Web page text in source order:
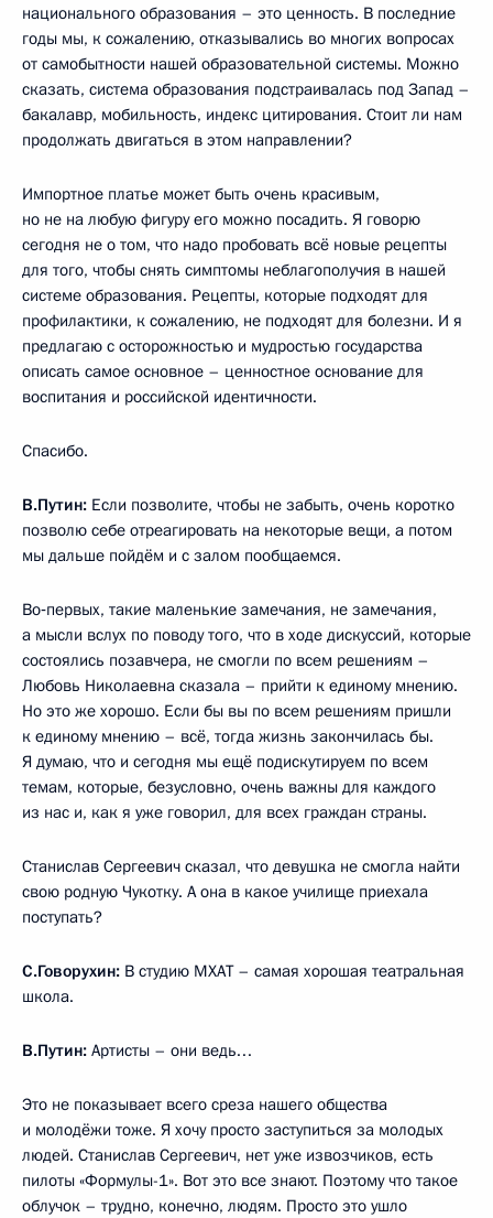
национального образования – это ценность. В последние
годы мы, к сожалению, отказывались во многих вопросах
от самобытности нашей образовательной системы. Можно
сказать, система образования подстраивалась под Запад –
бакалавр, мобильность, индекс цитирования. Стоит ли нам
продолжать двигаться в этом направлении?
Импортное платье может быть очень красивым,
но не на любую фигуру его можно посадить. Я говорю
сегодня не о том, что надо пробовать всё новые рецепты
для того, чтобы снять симптомы неблагополучия в нашей
системе образования. Рецепты, которые подходят для
профилактики, к сожалению, не подходят для болезни. И я
предлагаю с осторожностью и мудростью государства
описать самое основное – ценностное основание для
воспитания и российской идентичности.
Спасибо.
В.Путин: Если позволите, чтобы не забыть, очень коротко
позволю себе отреагировать на некоторые вещи, а потом
мы дальше пойдём и с залом пообщаемся.
Во‑первых, такие маленькие замечания, не замечания,
а мысли вслух по поводу того, что в ходе дискуссий, которые
состоялись позавчера, не смогли по всем решениям –
Любовь Николаевна сказала – прийти к единому мнению.
Но это же хорошо. Если бы вы по всем решениям пришли
к единому мнению – всё, тогда жизнь закончилась бы.
Я думаю, что и сегодня мы ещё подискутируем по всем
темам, которые, безусловно, очень важны для каждого
из нас и, как я уже говорил, для всех граждан страны.
Станислав Сергеевич сказал, что девушка не смогла найти
свою родную Чукотку. А она в какое училище приехала
поступать?
С.Говорухин: В студию МХАТ – самая хорошая театральная
школа.
В.Путин: Артисты – они ведь…
Это не показывает всего среза нашего общества
и молодёжи тоже. Я хочу просто заступиться за молодых
людей. Станислав Сергеевич, нет уже извозчиков, есть
пилоты «Формулы-1». Вот это все знают. Поэтому что такое
облучок – трудно, конечно, людям. Просто это ушло